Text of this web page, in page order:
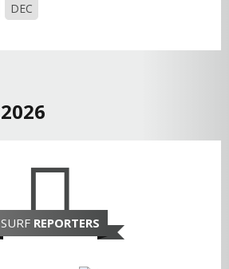
DEC
2026
SURF REPORTERS